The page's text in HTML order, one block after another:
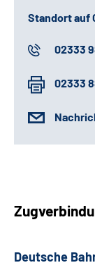
Standort auf
02333
02333
Deutsche